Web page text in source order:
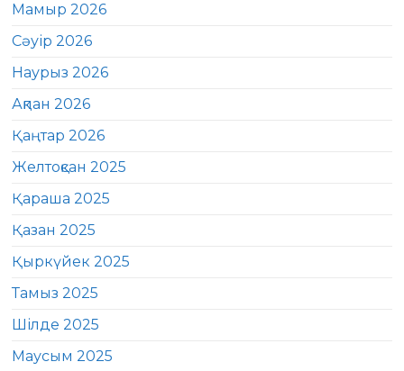
Мамыр 2026
Сәуір 2026
Наурыз 2026
Ақпан 2026
Қаңтар 2026
Желтоқсан 2025
Қараша 2025
Қазан 2025
Қыркүйек 2025
Тамыз 2025
Шілде 2025
Маусым 2025